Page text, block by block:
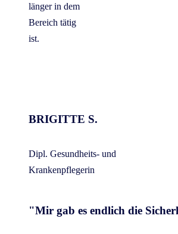
länger in dem
Bereich tätig
ist.
BRIGITTE S.
Dipl. Gesundheits- und
Krankenpflegerin
"Mir gab es endlich die